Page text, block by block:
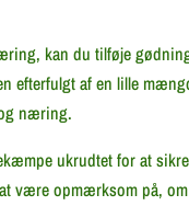
kan du tilføje
af en lille
næring.
ukrudtet for at
være opmærksom på,